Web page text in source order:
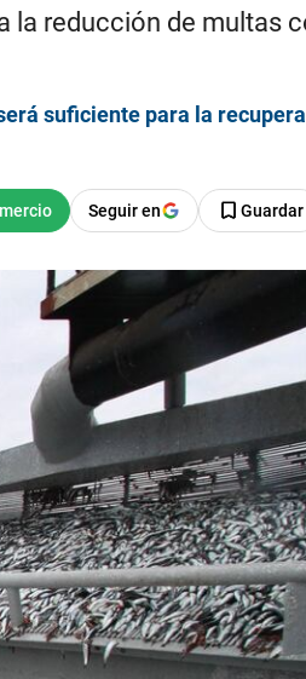
reducción de multas
suficiente para la
Seguir en Guardar